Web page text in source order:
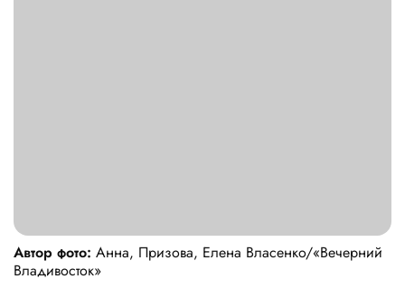
Автор фото: Анна, Призова, Елена Власенко/«Вечерний
Владивосток»